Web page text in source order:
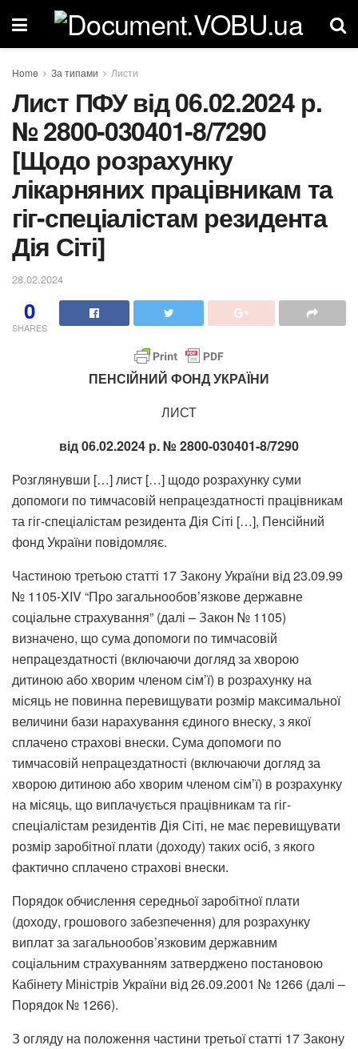
Home За типами Листи
Лист ПФУ від 06.02.2024 р.
№ 2800-030401-8/7290
[Щодо розрахунку
лікарняних працівникам та
гіг-спеціалістам резидента
Дія Сіті]
28.02.2024
0
SHARES
ПЕНСІЙНИЙ ФОНД УКРАЇНИ
ЛИСТ
від 06.02.2024 р. № 2800-030401-8/7290
Розглянувши […] лист […] щодо розрахунку суми
допомоги по тимчасовій непрацездатності працівникам
та гіг-спеціалістам резидента Дія Сіті […], Пенсійний
фонд України повідомляє.
Частиною третьою статті 17 Закону України від 23.09.99
№ 1105-XIV “Про загальнообов’язкове державне
соціальне страхування” (далі – Закон № 1105)
визначено, що сума допомоги по тимчасовій
непрацездатності (включаючи догляд за хворою
дитиною або хворим членом сім’ї) в розрахунку на
місяць не повинна перевищувати розмір максимальної
величини бази нарахування єдиного внеску, з якої
сплачено страхові внески. Сума допомоги по
тимчасовій непрацездатності (включаючи догляд за
хворою дитиною або хворим членом сім’ї) в розрахунку
на місяць, що виплачується працівникам та гіг-
спеціалістам резидентів Дія Сіті, не має перевищувати
розмір заробітної плати (доходу) таких осіб, з якого
фактично сплачено страхові внески.
Порядок обчислення середньої заробітної плати
(доходу, грошового забезпечення) для розрахунку
виплат за загальнообов’язковим державним
соціальним страхуванням затверджено постановою
Кабінету Міністрів України від 26.09.2001 № 1266 (далі –
Порядок № 1266).
З огляду на положення частини третьої статті 17 Закону